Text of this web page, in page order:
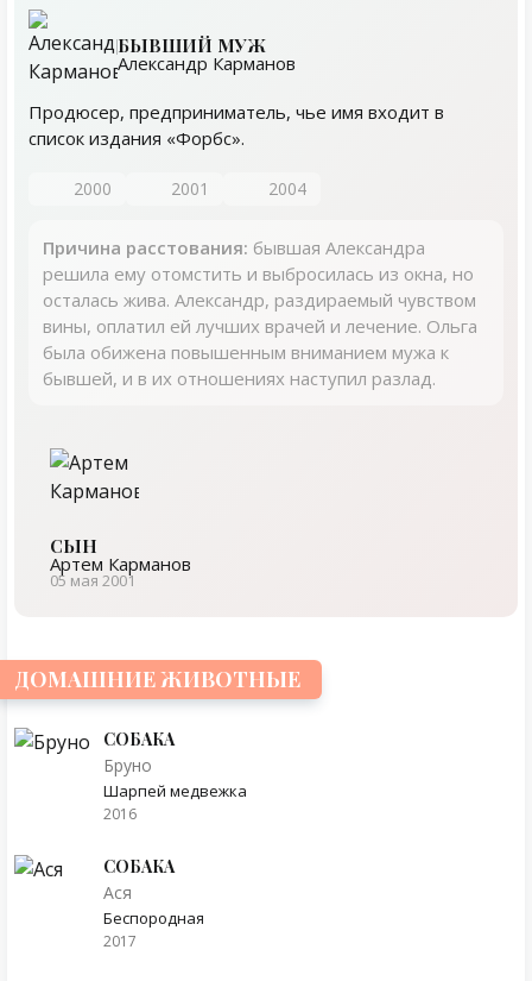
БЫВШИЙ МУЖ
Александр Карманов
Продюсер, предприниматель, чье имя входит в
список издания «Форбс».
2000 2001 2004
Причина расстования: бывшая Александра
решила ему отомстить и выбросилась из окна, но
осталась жива. Александр, раздираемый чувством
вины, оплатил ей лучших врачей и лечение. Ольга
была обижена повышенным вниманием мужа к
бывшей, и в их отношениях наступил разлад.
СЫН
Артем Карманов
05 мая 2001
ДОМАШНИЕ ЖИВОТНЫЕ
СОБАКА
Бруно
Шарпей медвежка
2016
СОБАКА
Ася
Беспородная
2017